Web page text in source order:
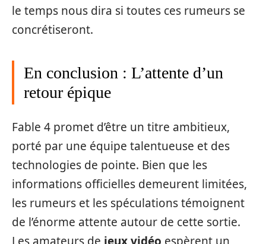
le temps nous dira si toutes ces rumeurs se
concrétiseront.
En conclusion : L’attente d’un
retour épique
Fable 4 promet d’être un titre ambitieux,
porté par une équipe talentueuse et des
technologies de pointe. Bien que les
informations officielles demeurent limitées,
les rumeurs et les spéculations témoignent
de l’énorme attente autour de cette sortie.